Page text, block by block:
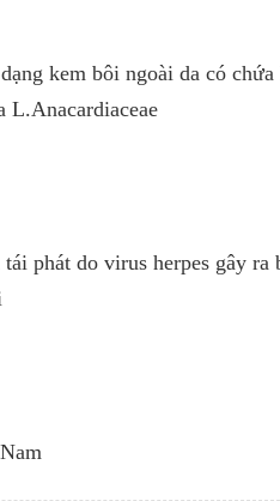
kem bôi ngoài da có
phát do virus herpes gây